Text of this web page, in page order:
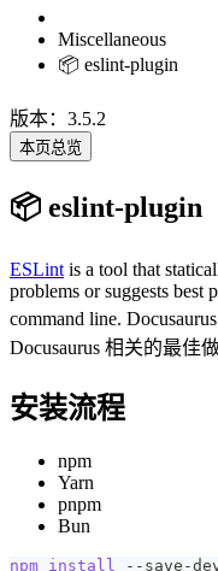
Miscellaneous
📦 eslint-plugin
版本：3.5.2
本页总览
📦 eslint-plugin
ESLint is a tool that
problems or suggests best
command line.
Docusaurus 相关的最佳做
安装流程
npm
Yarn
pnpm
Bun
npm install --save-